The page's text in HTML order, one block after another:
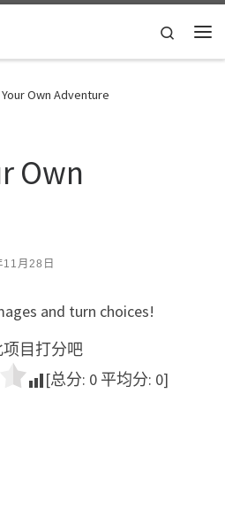
Search
Own Adventure
Own
月28日
and turn choices!
项目打分吧
[总分: 0 平均分: 0]